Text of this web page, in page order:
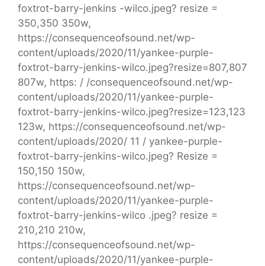
foxtrot-barry-jenkins -wilco.jpeg? resize =
350,350 350w,
https://consequenceofsound.net/wp-
content/uploads/2020/11/yankee-purple-
foxtrot-barry-jenkins-wilco.jpeg?resize=807,807
807w, https: / /consequenceofsound.net/wp-
content/uploads/2020/11/yankee-purple-
foxtrot-barry-jenkins-wilco.jpeg?resize=123,123
123w, https://consequenceofsound.net/wp-
content/uploads/2020/ 11 / yankee-purple-
foxtrot-barry-jenkins-wilco.jpeg? Resize =
150,150 150w,
https://consequenceofsound.net/wp-
content/uploads/2020/11/yankee-purple-
foxtrot-barry-jenkins-wilco .jpeg? resize =
210,210 210w,
https://consequenceofsound.net/wp-
content/uploads/2020/11/yankee-purple-